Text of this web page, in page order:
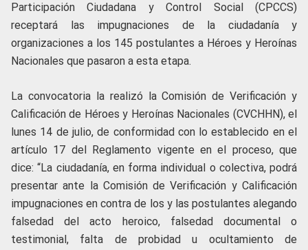
Participación Ciudadana y Control Social (CPCCS)
receptará las impugnaciones de la ciudadanía y
organizaciones a los 145 postulantes a Héroes y Heroínas
Nacionales que pasaron a esta etapa.
La convocatoria la realizó la Comisión de Verificación y
Calificación de Héroes y Heroínas Nacionales (CVCHHN), el
lunes 14 de julio, de conformidad con lo establecido en el
artículo 17 del Reglamento vigente en el proceso, que
dice: “La ciudadanía, en forma individual o colectiva, podrá
presentar ante la Comisión de Verificación y Calificación
impugnaciones en contra de los y las postulantes alegando
falsedad del acto heroico, falsedad documental o
testimonial, falta de probidad u ocultamiento de